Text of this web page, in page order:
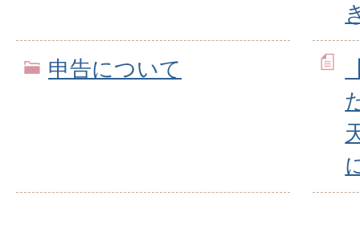
申告について